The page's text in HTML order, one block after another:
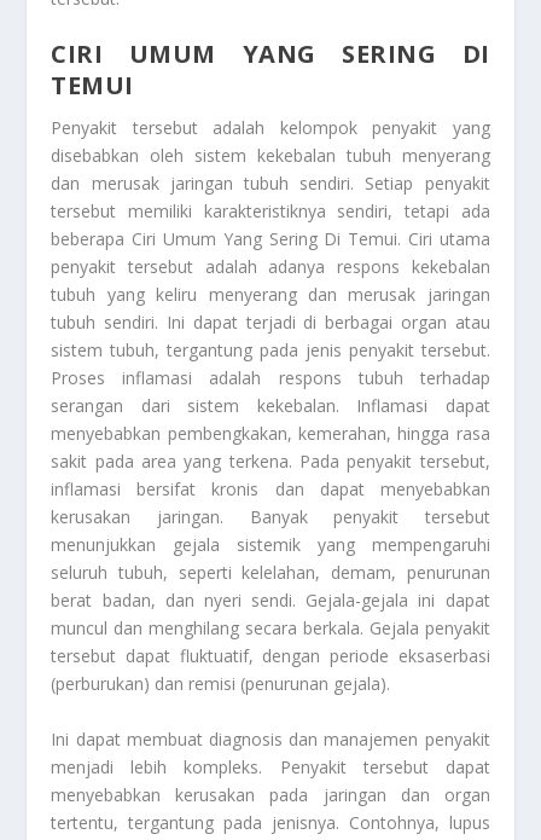
CIRI UMUM YANG SERING DI
TEMUI
Penyakit tersebut adalah kelompok penyakit yang
disebabkan oleh sistem kekebalan tubuh menyerang
dan merusak jaringan tubuh sendiri. Setiap penyakit
tersebut memiliki karakteristiknya sendiri, tetapi ada
beberapa Ciri Umum Yang Sering Di Temui. Ciri utama
penyakit tersebut adalah adanya respons kekebalan
tubuh yang keliru menyerang dan merusak jaringan
tubuh sendiri. Ini dapat terjadi di berbagai organ atau
sistem tubuh, tergantung pada jenis penyakit tersebut.
Proses inflamasi adalah respons tubuh terhadap
serangan dari sistem kekebalan. Inflamasi dapat
menyebabkan pembengkakan, kemerahan, hingga rasa
sakit pada area yang terkena. Pada penyakit tersebut,
inflamasi bersifat kronis dan dapat menyebabkan
kerusakan jaringan. Banyak penyakit tersebut
menunjukkan gejala sistemik yang mempengaruhi
seluruh tubuh, seperti kelelahan, demam, penurunan
berat badan, dan nyeri sendi. Gejala-gejala ini dapat
muncul dan menghilang secara berkala. Gejala penyakit
tersebut dapat fluktuatif, dengan periode eksaserbasi
(perburukan) dan remisi (penurunan gejala).
Ini dapat membuat diagnosis dan manajemen penyakit
menjadi lebih kompleks. Penyakit tersebut dapat
menyebabkan kerusakan pada jaringan dan organ
tertentu, tergantung pada jenisnya. Contohnya, lupus